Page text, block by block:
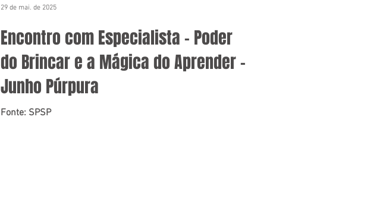
Encontro com Especialista – Poder
do Brincar e a Mágica do Aprender –
Junho Púrpura
Fonte: SPSP
29 de mai. de 2025